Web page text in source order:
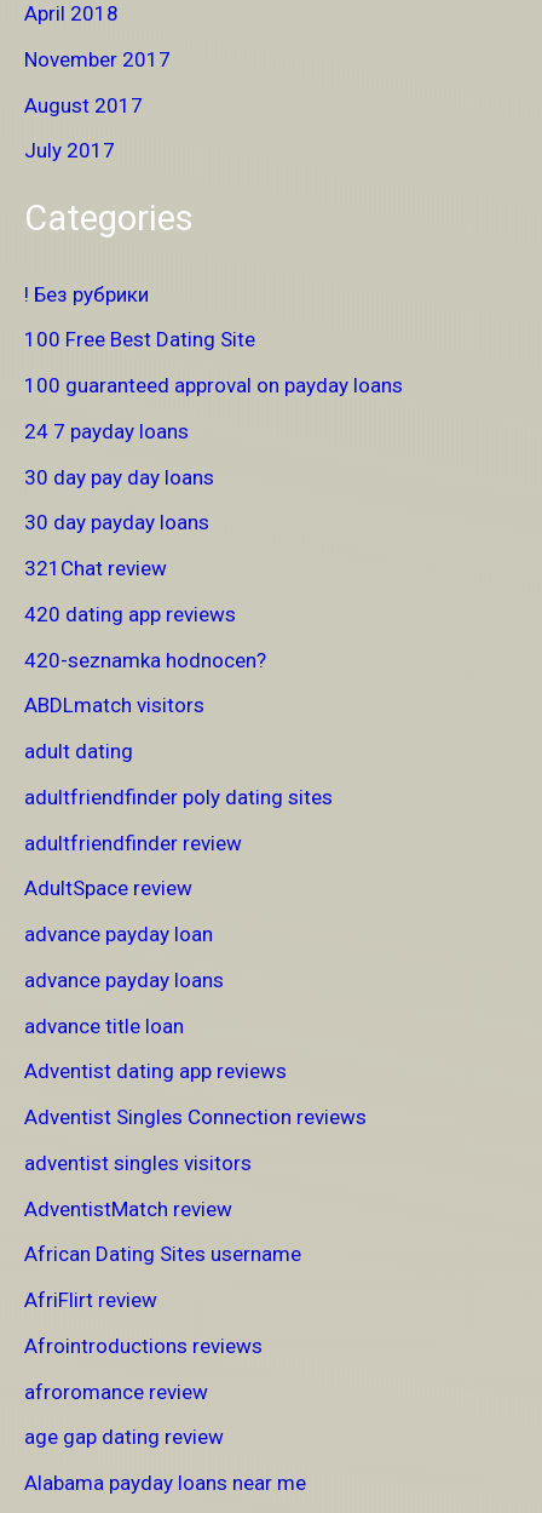
April 2018
November 2017
August 2017
July 2017
Categories
! Без рубрики
100 Free Best Dating Site
100 guaranteed approval on payday loans
24 7 payday loans
30 day pay day loans
30 day payday loans
321Chat review
420 dating app reviews
420-seznamka hodnocen?
ABDLmatch visitors
adult dating
adultfriendfinder poly dating sites
adultfriendfinder review
AdultSpace review
advance payday loan
advance payday loans
advance title loan
Adventist dating app reviews
Adventist Singles Connection reviews
adventist singles visitors
AdventistMatch review
African Dating Sites username
AfriFlirt review
Afrointroductions reviews
afroromance review
age gap dating review
Alabama payday loans near me